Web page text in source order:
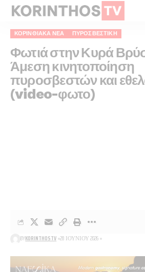
ΚΟΡΙΝΘΙΑΚΆ ΝΈΑ ΠΥΡΟΣΒΕΣΤΙΚΉ
Φωτιά στην Κυρά
Άμεση κινητοποίηση
πυροσβεστών και
(video-φωτο)
BYKORINTHOSTV 28 ΙΟΥΝΊΟΥ 2026